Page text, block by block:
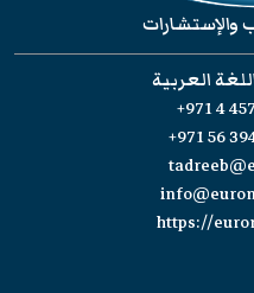
والإستشارات
العربية
+971 4
+971 56
https://